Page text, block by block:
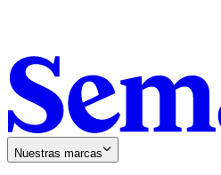
Nuestras marcas